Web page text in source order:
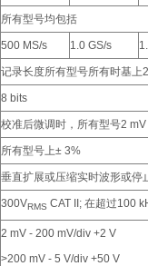
所有型号均包括
500 MS/s 1.0 GS/s
记录长度所有型号所有时基上
8 bits
校准后微调时，所有型号2
所有型号上± 3%
垂直扩展或压缩实时波形或停
300VRMS CAT II; 在超过100
2 mV - 200 mV/div +2 V
>200 mV - 5 V/div +50 V